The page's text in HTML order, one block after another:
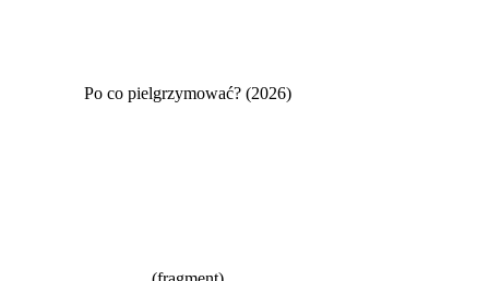
Po co pielgrzymować? (2026)